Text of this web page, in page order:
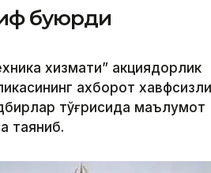
буюрди
хизмати” акциядорлик
ахборот
тўғрисида маълумот
таяниб.